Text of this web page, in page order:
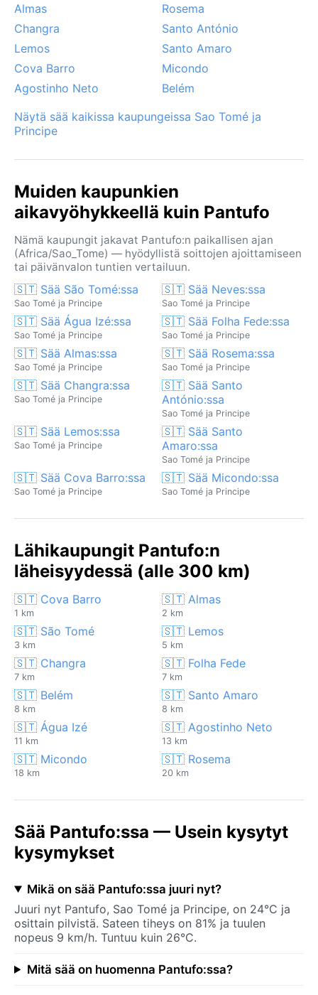
Almas
Rosema
Changra
Santo António
Lemos
Santo Amaro
Cova Barro
Micondo
Agostinho Neto
Belém
Näytä sää kaikissa kaupungeissa Sao Tomé ja
Principe
Muiden kaupunkien
aikavyöhykkeellä kuin Pantufo
Nämä kaupungit jakavat Pantufo:n paikallisen ajan
(Africa/Sao_Tome) — hyödyllistä soittojen ajoittamiseen
tai päivänvalon tuntien vertailuun.
🇸🇹 Sää São Tomé:ssa
Sao Tomé ja Principe
🇸🇹 Sää Neves:ssa
Sao Tomé ja Principe
🇸🇹 Sää Água Izé:ssa
Sao Tomé ja Principe
🇸🇹 Sää Folha Fede:ssa
Sao Tomé ja Principe
🇸🇹 Sää Almas:ssa
Sao Tomé ja Principe
🇸🇹 Sää Rosema:ssa
Sao Tomé ja Principe
🇸🇹 Sää Changra:ssa
Sao Tomé ja Principe
🇸🇹 Sää Santo
António:ssa
Sao Tomé ja Principe
🇸🇹 Sää Lemos:ssa
Sao Tomé ja Principe
🇸🇹 Sää Santo
Amaro:ssa
Sao Tomé ja Principe
🇸🇹 Sää Cova Barro:ssa
Sao Tomé ja Principe
🇸🇹 Sää Micondo:ssa
Sao Tomé ja Principe
Lähikaupungit Pantufo:n
läheisyydessä (alle 300 km)
🇸🇹 Cova Barro
1 km
🇸🇹 Almas
2 km
🇸🇹 São Tomé
3 km
🇸🇹 Lemos
5 km
🇸🇹 Changra
7 km
🇸🇹 Folha Fede
7 km
🇸🇹 Belém
8 km
🇸🇹 Santo Amaro
8 km
🇸🇹 Água Izé
11 km
🇸🇹 Agostinho Neto
13 km
🇸🇹 Micondo
18 km
🇸🇹 Rosema
20 km
Sää Pantufo:ssa — Usein kysytyt
kysymykset
Mikä on sää Pantufo:ssa juuri nyt?
Juuri nyt Pantufo, Sao Tomé ja Principe, on 24°C ja
osittain pilvistä. Sateen tiheys on 81% ja tuulen
nopeus 9 km/h. Tuntuu kuin 26°C.
Mitä sää on huomenna Pantufo:ssa?